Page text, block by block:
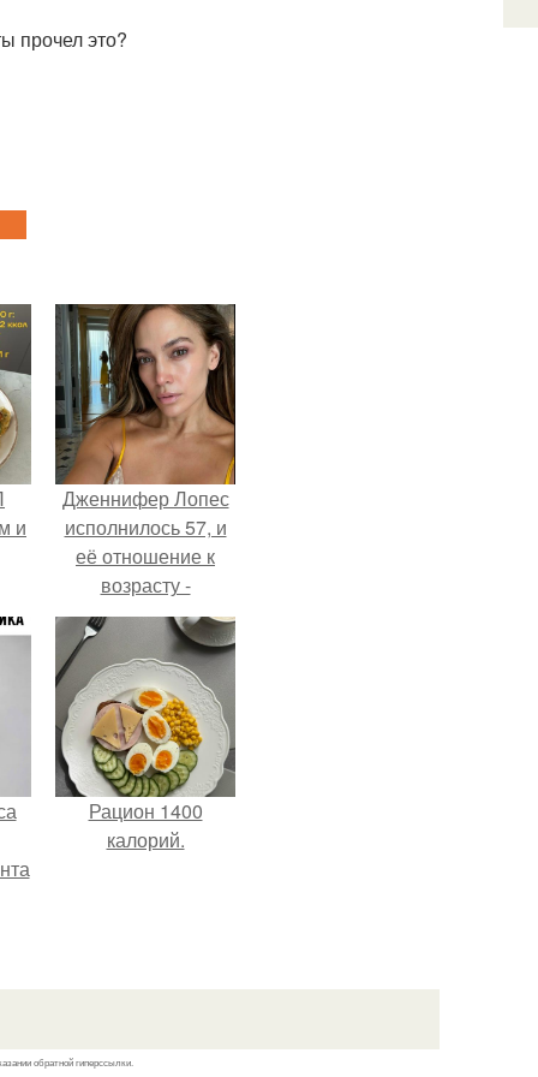
прочел это?
и
Дженнифер Лопес
исполнилось 57, и
её отношение к
возрасту -
настоящий
манифест
уверенности: "не
говорите, что я
отлично выгляжу
для 57.
Рацион 1400
калорий.
обратной гиперссылки.